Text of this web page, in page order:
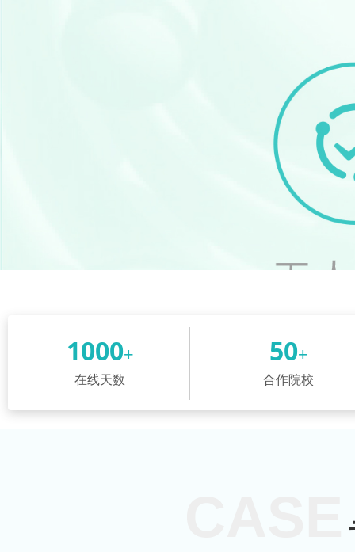
1000+
在线天数
50+
合作院校